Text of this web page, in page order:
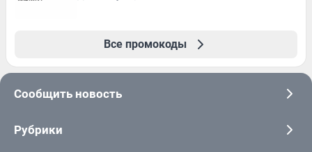
Все промокоды
Сообщить новость
Рубрики